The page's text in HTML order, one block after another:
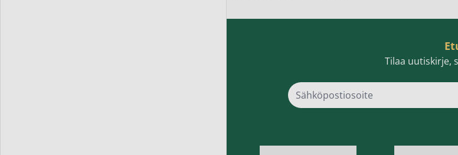
Tilaa uutiskirje,